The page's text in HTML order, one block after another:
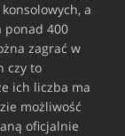
a
ponad 400
zagrać w
czy to
ich liczba ma
możliwość
oficjalnie